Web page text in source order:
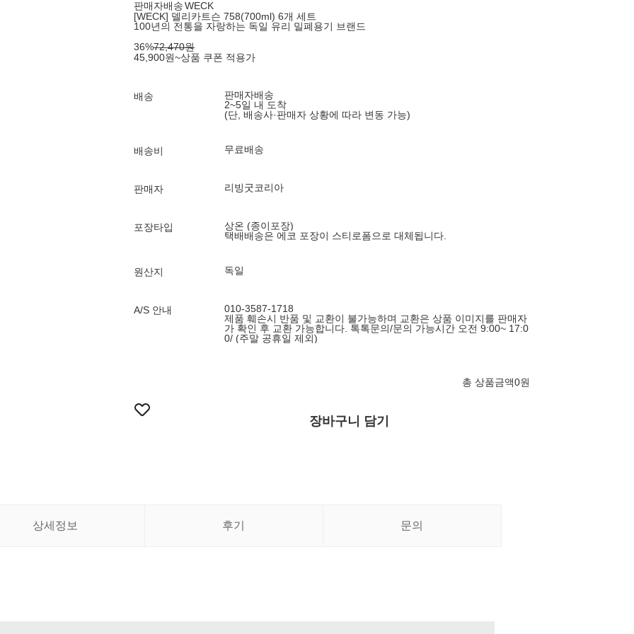
판매자배송WECK
[WECK] 델리카트슨 758(700ml) 6개 세트
100년의 전통을 자랑하는 독일 유리 밀폐용기 브랜드
36%72,470원
45,900원~상품 쿠폰 적용가
배송
판매자배송
2~5일 내 도착
(단, 배송사·판매자 상황에 따라 변동 가능)
배송비 무료배송
판매자 리빙굿코리아
포장타입
상온 (종이포장)
택배배송은 에코 포장이 스티로폼으로 대체됩니다.
원산지 독일
A/S 안내
010-3587-1718
제품 훼손시 반품 및 교환이 불가능하며 교환은 상품 이미지를 판매자
가 확인 후 교환 가능합니다. 톡톡문의/문의 가능시간 오전 9:00~ 17:0
0/ (주말 공휴일 제외)
총 상품금액0원
장바구니 담기
상세정보 후기 문의